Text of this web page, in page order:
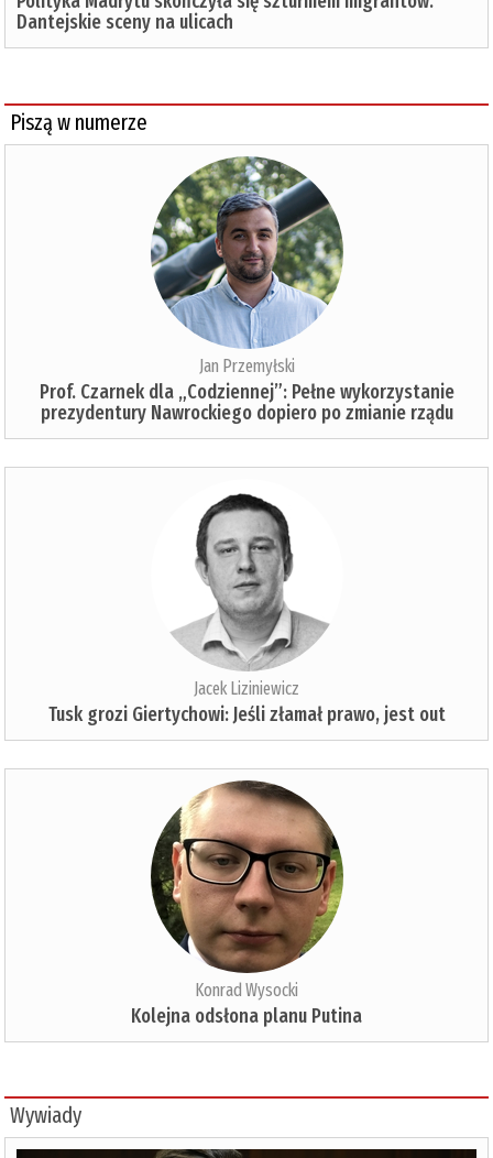
Dantejskie sceny na ulicach
Piszą w numerze
Jan Przemyłski
Prof. Czarnek dla „Codziennej”: Pełne wykorzystanie
prezydentury Nawrockiego dopiero po zmianie rządu
Jacek Liziniewicz
Tusk grozi Giertychowi: Jeśli złamał prawo, jest out
Konrad Wysocki
Kolejna odsłona planu Putina
Wywiady